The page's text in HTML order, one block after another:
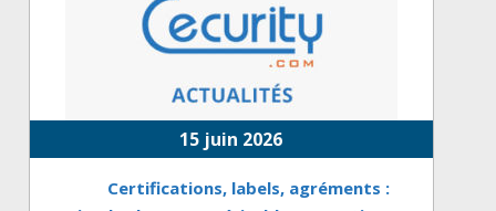
15 juin 2026
Certifications, labels, agréments :